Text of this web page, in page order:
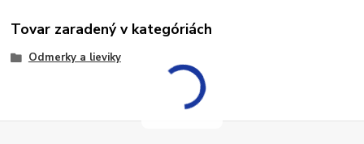
Tovar zaradený v kategóriách
Odmerky a lieviky